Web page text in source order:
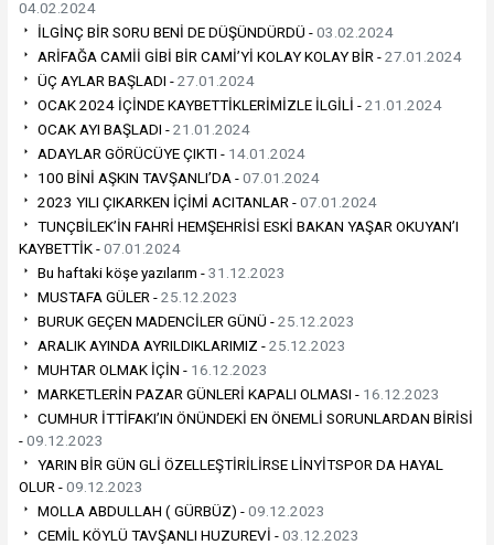
04.02.2024
İLGİNÇ BİR SORU BENİ DE DÜŞÜNDÜRDÜ -03.02.2024
ARİFAĞA CAMİİ GİBİ BİR CAMİ’Yİ KOLAY KOLAY BİR -27.01.2024
ÜÇ AYLAR BAŞLADI -27.01.2024
OCAK 2024 İÇİNDE KAYBETTİKLERİMİZLE İLGİLİ -21.01.2024
OCAK AYI BAŞLADI -21.01.2024
ADAYLAR GÖRÜCÜYE ÇIKTI - 14.01.2024
100 BİNİ AŞKIN TAVŞANLI’DA -07.01.2024
2023 YILI ÇIKARKEN İÇİMİ ACITANLAR -07.01.2024
TUNÇBİLEK’İN FAHRİ HEMŞEHRİSİ ESKİ BAKAN YAŞAR OKUYAN’I
KAYBETTİK -07.01.2024
Bu haftaki köşe yazılarım -31.12.2023
MUSTAFA GÜLER -25.12.2023
BURUK GEÇEN MADENCİLER GÜNÜ -25.12.2023
ARALIK AYINDA AYRILDIKLARIMIZ -25.12.2023
MUHTAR OLMAK İÇİN - 16.12.2023
MARKETLERİN PAZAR GÜNLERİ KAPALI OLMASI - 16.12.2023
CUMHUR İTTİFAKI’IN ÖNÜNDEKİ EN ÖNEMLİ SORUNLARDAN BİRİSİ
-09.12.2023
YARIN BİR GÜN GLİ ÖZELLEŞTİRİLİRSE LİNYİTSPOR DA HAYAL
OLUR -09.12.2023
MOLLA ABDULLAH ( GÜRBÜZ) -09.12.2023
CEMİL KÖYLÜ TAVŞANLI HUZUREVİ -03.12.2023